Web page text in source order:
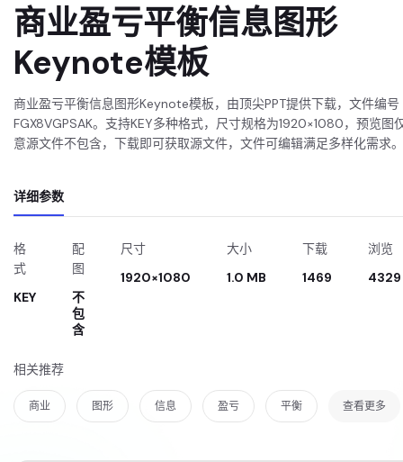
商业盈亏平衡信息图形
Keynote模板
商业盈亏平衡信息图形Keynote模板，由顶尖PPT提供下载，文件编号
FGX8VGPSAK。支持KEY多种格式，尺寸规格为1920×1080，预览图
意源文件不包含，下载即可获取源文件，文件可编辑满足多样化需求。
详细参数
格
式
KEY
配
图
不
包
含
尺寸
1920×1080
大小
1.0 MB
下载
1469
浏览
4329
相关推荐
商业 图形 信息 盈亏 平衡 查看更多